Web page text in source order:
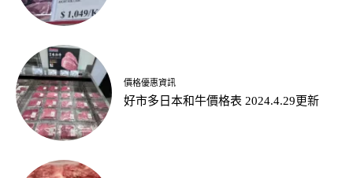
價格優惠資訊
好市多日本和牛價格表 2024.4.29更新